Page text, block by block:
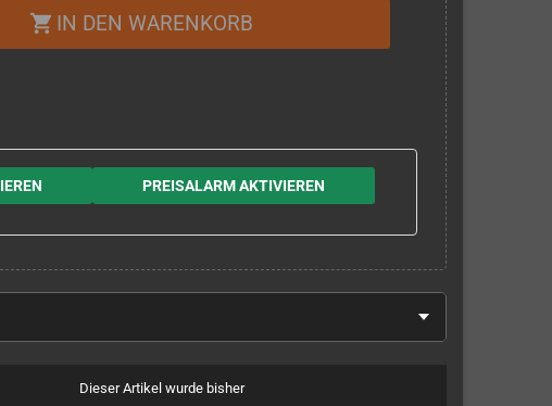
shopping_cart IN DEN WARENKORB
PREISALARM AKTIVIEREN
Dieser Artikel wurde bisher